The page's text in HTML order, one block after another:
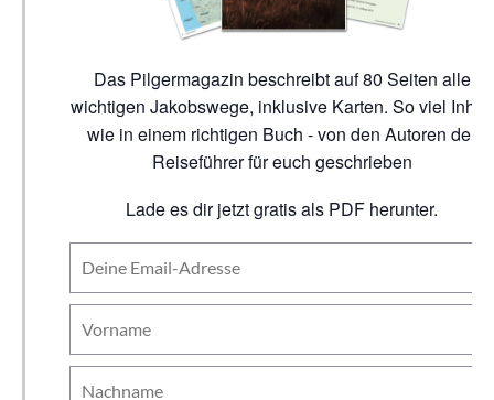
Das Pilgermagazin beschreibt auf 80 Seiten alle
wichtigen Jakobswege, inklusive Karten. So viel Inhalt
wie in einem richtigen Buch - von den Autoren der
Reiseführer für euch geschrieben
Lade es dir jetzt gratis als PDF herunter.